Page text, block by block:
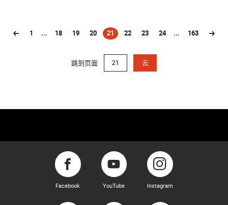
1 ... 18 19 20 21
(current)
22 23 24 ... 163
跳到页面 去
Facebook YouTube Instagram